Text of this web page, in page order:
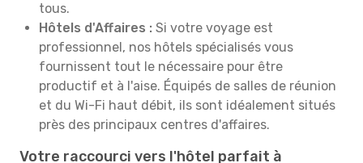
tous.
Hôtels d'Affaires : Si votre voyage est
professionnel, nos hôtels spécialisés vous
fournissent tout le nécessaire pour être
productif et à l'aise. Équipés de salles de réunion
et du Wi-Fi haut débit, ils sont idéalement situés
près des principaux centres d'affaires.
Votre raccourci vers l'hôtel parfait à